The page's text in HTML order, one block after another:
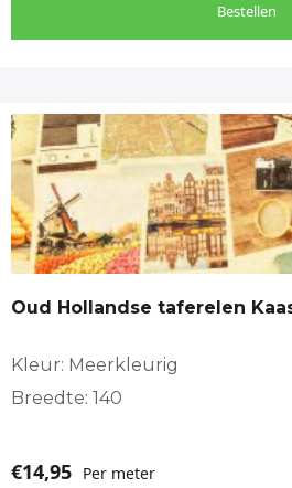
Bestellen
Oud Hollandse taferelen
Kleur: Meerkleurig
Breedte: 140
€14,95 Per meter